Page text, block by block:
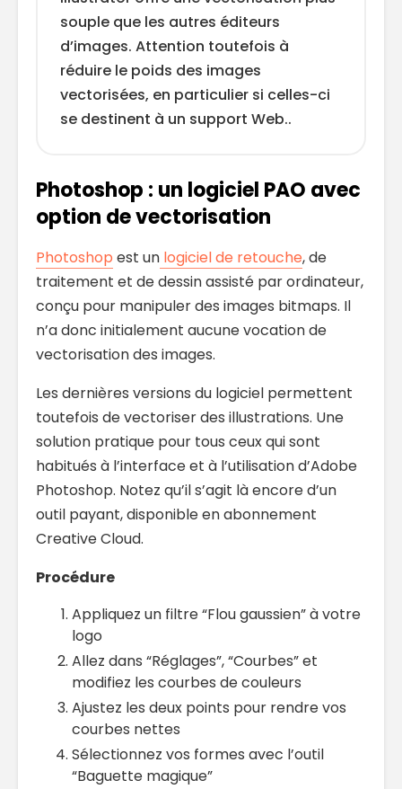
souple que les autres éditeurs
d’images. Attention toutefois à
réduire le poids des images
vectorisées, en particulier si celles-ci
se destinent à un support Web..
Photoshop : un logiciel PAO avec
option de vectorisation
Photoshop est un logiciel de retouche, de
traitement et de dessin assisté par ordinateur,
conçu pour manipuler des images bitmaps. Il
n’a donc initialement aucune vocation de
vectorisation des images.
Les dernières versions du logiciel permettent
toutefois de vectoriser des illustrations. Une
solution pratique pour tous ceux qui sont
habitués à l’interface et à l’utilisation d’Adobe
Photoshop. Notez qu’il s’agit là encore d’un
outil payant, disponible en abonnement
Creative Cloud.
Procédure
Appliquez un filtre “Flou gaussien” à votre
logo
Allez dans “Réglages”, “Courbes” et
modifiez les courbes de couleurs
Ajustez les deux points pour rendre vos
courbes nettes
Sélectionnez vos formes avec l’outil
“Baguette magique”